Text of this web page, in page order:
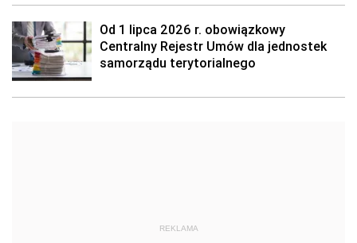
Od 1 lipca 2026 r. obowiązkowy
Centralny Rejestr Umów dla jednostek
samorządu terytorialnego
REKLAMA